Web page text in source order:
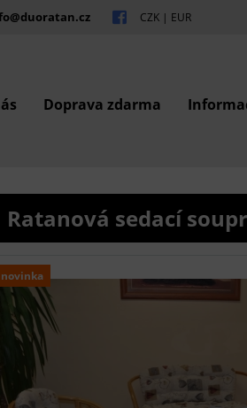
CZK | EUR
Doprava zdarma
Ratanová sedací
novinka